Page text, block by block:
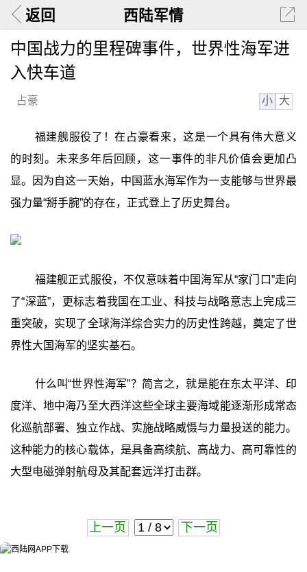
返回 西陆军情
中国战力的里程碑事件，世界性海军进
入快车道
占豪 小 大
福建舰服役了！在占豪看来，这是一个具有伟大意义
的时刻。未来多年后回顾，这一事件的非凡价值会更加凸
显。因为自这一天始，中国蓝水海军作为一支能够与世界最
强力量“掰手腕”的存在，正式登上了历史舞台。
福建舰正式服役，不仅意味着中国海军从“家门口”走向
了“深蓝”，更标志着我国在工业、科技与战略意志上完成三
重突破，实现了全球海洋综合实力的历史性跨越，奠定了世
界性大国海军的坚实基石。
什么叫“世界性海军”？简言之，就是能在东太平洋、印
度洋、地中海乃至大西洋这些全球主要海域能逐渐形成常态
化巡航部署、独立作战、实施战略威慑与力量投送的能力。
这种能力的核心载体，是具备高续航、高战力、高可靠性的
大型电磁弹射航母及其配套远洋打击群。
上一页 下一页